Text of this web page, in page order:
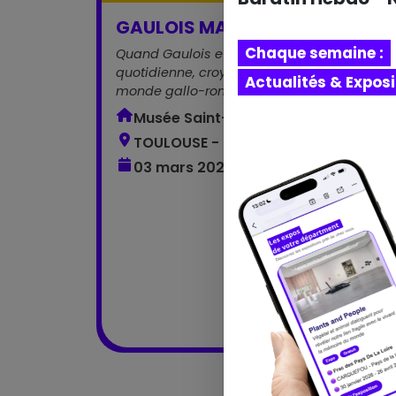
GAULOIS MAIS ROMAINS !
Quand Gaulois et Romains fusionnent : vie
quotidienne, croyances et naissance du
monde gallo-romain
Musée Saint-Raymond
TOULOUSE - Occitanie
03 mars 2026 – 03 janvier 2027
Chaque semaine :
Actualités &